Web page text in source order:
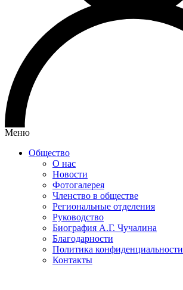
Меню
Общество
О нас
Новости
Фотогалерея
Членство в обществе
Региональные отделения
Руководство
Биография А.Г. Чучалина
Благодарности
Политика конфиденциальности
Контакты